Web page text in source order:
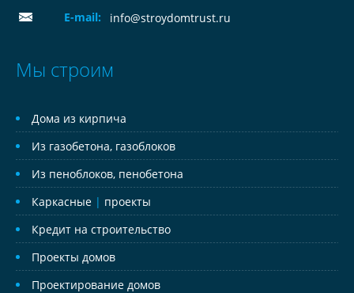
E-mail:
info@stroydomtrust.ru
Мы строим
Дома из кирпича
Из газобетона, газоблоков
Из пеноблоков, пенобетона
Каркасные | проекты
Кредит на строительство
Проекты домов
Проектирование домов